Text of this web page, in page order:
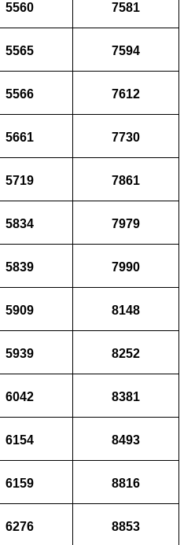
7581
5560
7594
5565
7612
5566
7730
5661
7861
5719
7979
5834
7990
5839
8148
5909
8252
5939
8381
6042
8493
6154
8816
6159
8853
6276